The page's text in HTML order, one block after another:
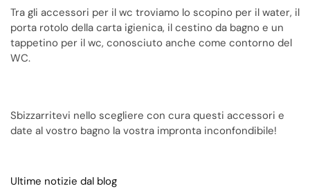
Tra gli accessori per il wc troviamo lo scopino per il water, il
porta rotolo della carta igienica, il cestino da bagno e un
tappetino per il wc, conosciuto anche come contorno del
WC.
Sbizzarritevi nello scegliere con cura questi accessori e
date al vostro bagno la vostra impronta inconfondibile!
Ultime notizie dal blog